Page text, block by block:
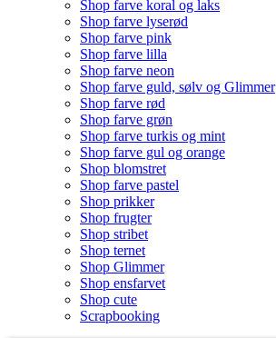
Shop farve koral og laks
Shop farve lyserød
Shop farve pink
Shop farve lilla
Shop farve neon
Shop farve guld, sølv og Glimmer
Shop farve rød
Shop farve grøn
Shop farve turkis og mint
Shop farve gul og orange
Shop blomstret
Shop farve pastel
Shop prikker
Shop frugter
Shop stribet
Shop ternet
Shop Glimmer
Shop ensfarvet
Shop cute
Scrapbooking